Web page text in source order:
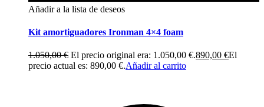
Añadir a la lista de deseos
Kit amortiguadores Ironman 4×4 foam
1.050,00€ El precio original era: 1.050,00 €.890,00 €El
precio actual es: 890,00 €.Añadir al carrito